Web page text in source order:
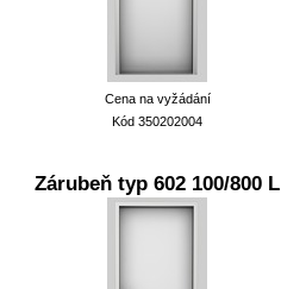
Cena na vyžádání
Kód 350202004
Zárubeň typ 602 100/800 L